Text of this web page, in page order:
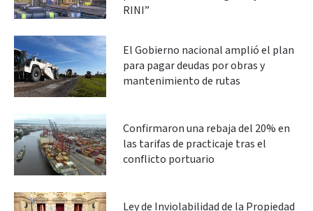
RINI”
El Gobierno nacional amplió el plan
para pagar deudas por obras y
mantenimiento de rutas
Confirmaron una rebaja del 20% en
las tarifas de practicaje tras el
conflicto portuario
Ley de Inviolabilidad de la Propiedad